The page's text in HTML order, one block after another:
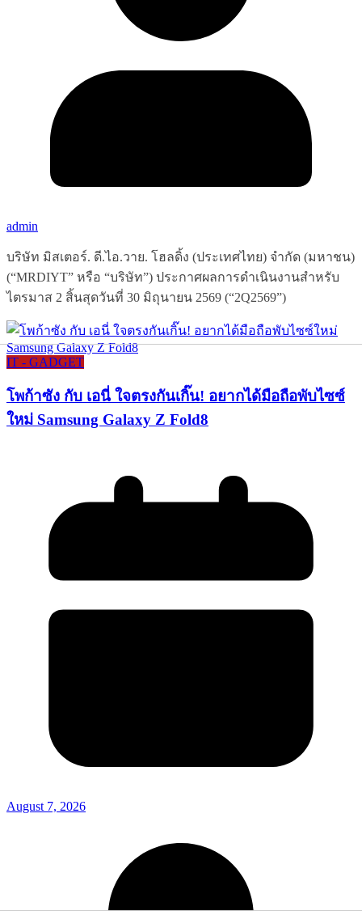
admin
บริษัท มิสเตอร์. ดี.ไอ.วาย. โฮลดิ้ง (ประเทศไทย) จำกัด (มหาชน)
(“MRDIYT” หรือ “บริษัท”) ประกาศผลการดำเนินงานสำหรับ
ไตรมาส 2 สิ้นสุดวันที่ 30 มิถุนายน 2569 (“2Q2569”)
IT - GADGET
โพก้าซัง กับ เอนี่ ใจตรงกันเกิ๊น! อยากได้มือถือพับไซซ์
ใหม่ Samsung Galaxy Z Fold8
August 7, 2026